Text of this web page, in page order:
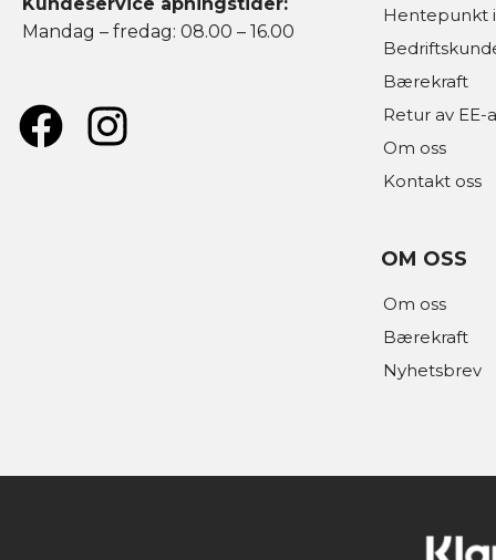
Mandag – fredag: 08.00 – 16.00
Hentepunkt
Bærekraft
Retur av EE-
Om oss
Kontakt oss
OM OSS
Om oss
Bærekraft
Nyhetsbrev